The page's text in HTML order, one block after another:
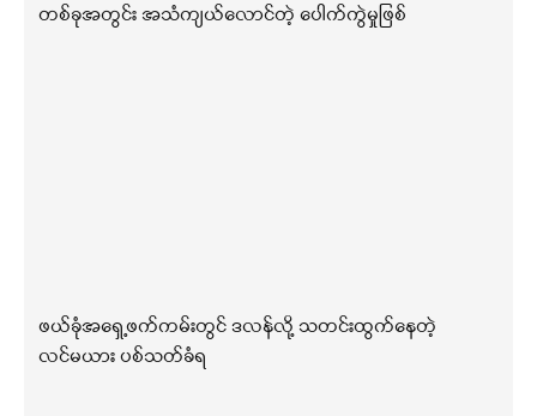
တစ်ခုအတွင်း အသံကျယ်လောင်တဲ့ ပေါက်ကွဲမှုဖြစ်
ဖယ်ခုံအရှေ့ဖက်ကမ်းတွင် ဒလန်လို့ သတင်းထွက်နေတဲ့
လင်မယား ပစ်သတ်ခံရ